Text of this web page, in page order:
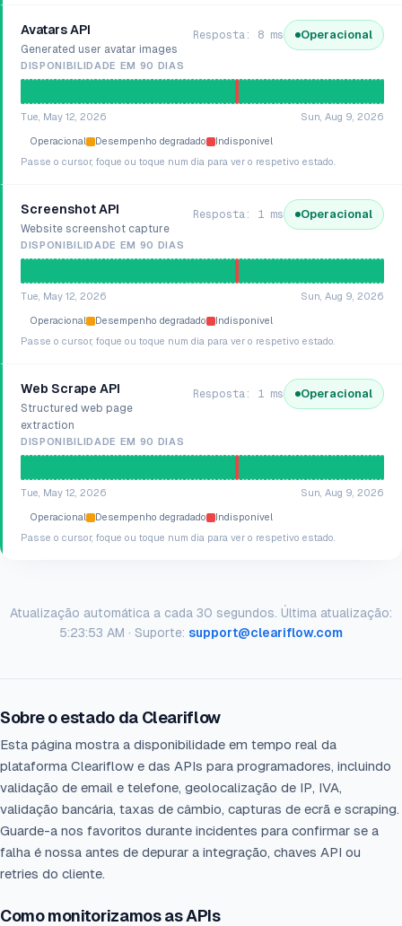
Avatars API
Generated user avatar images
Resposta: 8 ms Operacional
DISPONIBILIDADE EM 90 DIAS
Tue, May 12, 2026 Sun, Aug 9, 2026
Operacional Desempenho degradado
Indisponível
Passe o cursor, foque ou toque num dia para ver o respetivo estado.
Screenshot API
Website screenshot capture
Resposta: 1 ms Operacional
DISPONIBILIDADE EM 90 DIAS
Tue, May 12, 2026 Sun, Aug 9, 2026
Operacional Desempenho degradado
Indisponível
Passe o cursor, foque ou toque num dia para ver o respetivo estado.
Web Scrape API
Structured web page
extraction
Resposta: 1 ms Operacional
DISPONIBILIDADE EM 90 DIAS
Tue, May 12, 2026 Sun, Aug 9, 2026
Operacional Desempenho degradado
Indisponível
Passe o cursor, foque ou toque num dia para ver o respetivo estado.
Atualização automática a cada 30 segundos. Última atualização:
5:23:53 AM · Suporte: support@cleariflow.com
Sobre o estado da Cleariflow
Esta página mostra a disponibilidade em tempo real da
plataforma Cleariflow e das APIs para programadores, incluindo
validação de email e telefone, geolocalização de IP, IVA,
validação bancária, taxas de câmbio, capturas de ecrã e scraping.
Guarde-a nos favoritos durante incidentes para confirmar se a
falha é nossa antes de depurar a integração, chaves API ou
retries do cliente.
Como monitorizamos as APIs